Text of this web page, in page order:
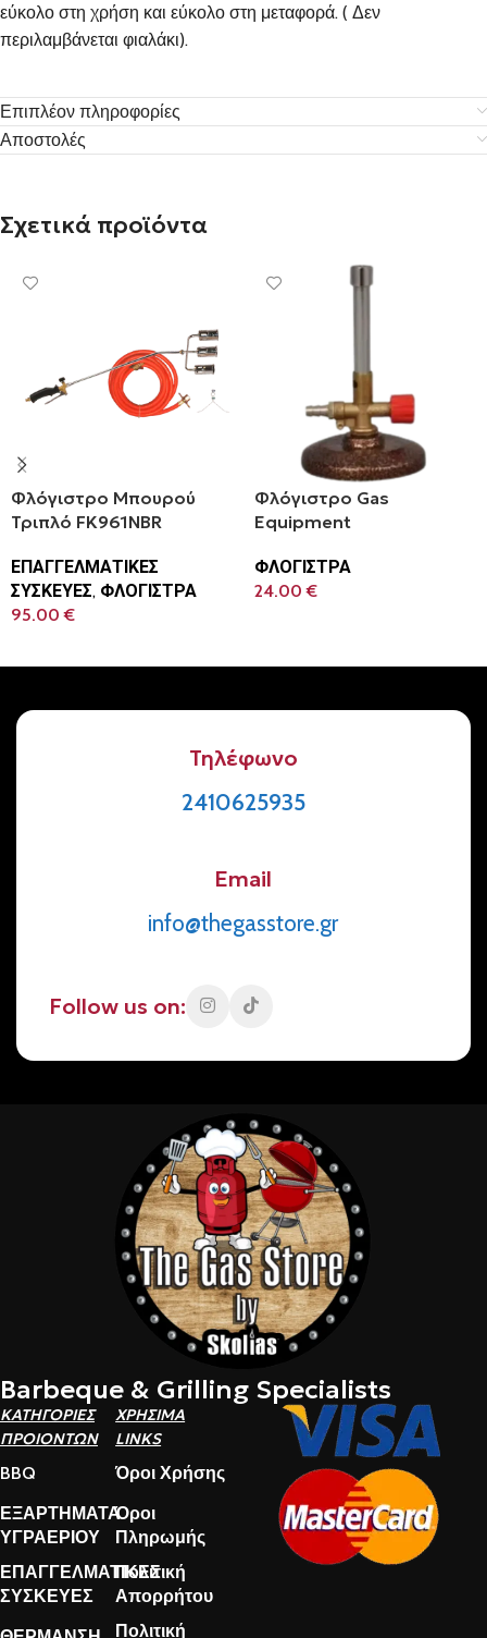
εύκολο στη χρήση και εύκολο στη μεταφορά. ( Δεν
περιλαμβάνεται φιαλάκι).
Επιπλέον πληροφορίες
Αποστολές
Σχετικά προϊόντα
Φλόγιστρο Μπουρού
Τριπλό FK961NBR
ΕΠΑΓΓΕΛΜΑΤΙΚΕΣ
ΣΥΣΚΕΥΕΣ, ΦΛΟΓΙΣΤΡΑ
95.00€
Φλόγιστρο Gas
Equipment
ΦΛΟΓΙΣΤΡΑ
24.00€
Τηλέφωνο
2410625935
Email
info@thegasstore.gr
Follow us on:
Barbeque & Grilling Specialists
ΚΑΤΗΓΟΡΙΕΣ
ΠΡΟΙΟΝΤΩΝ
BBQ
ΕΞΑΡΤΗΜΑΤΑ
ΥΓΡΑΕΡΙΟΥ
ΕΠΑΓΓΕΛΜΑΤΙΚΕΣ
ΣΥΣΚΕΥΕΣ
ΧΡΗΣΙΜΑ
LINKS
Όροι Χρήσης
Όροι
Πληρωμής
Πολιτική
Απορρήτου
Πολιτική